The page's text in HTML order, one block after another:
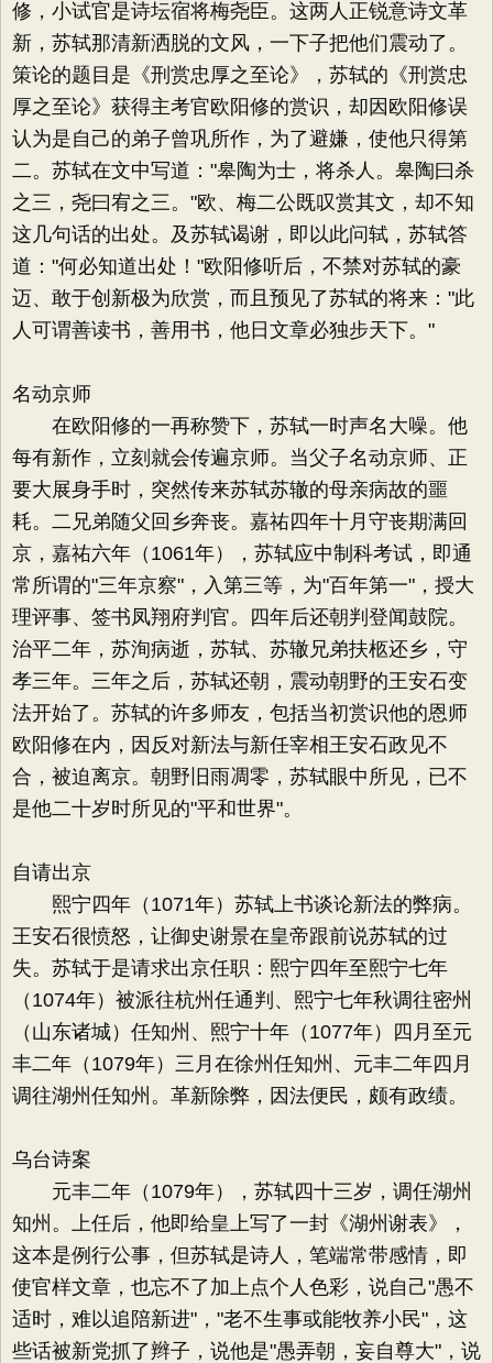
修，小试官是诗坛宿将梅尧臣。这两人正锐意诗文革
新，苏轼那清新洒脱的文风，一下子把他们震动了。
策论的题目是《刑赏忠厚之至论》，苏轼的《刑赏忠
厚之至论》获得主考官欧阳修的赏识，却因欧阳修误
认为是自己的弟子曾巩所作，为了避嫌，使他只得第
二。苏轼在文中写道："皋陶为士，将杀人。皋陶曰杀
之三，尧曰宥之三。"欧、梅二公既叹赏其文，却不知
这几句话的出处。及苏轼谒谢，即以此问轼，苏轼答
道："何必知道出处！"欧阳修听后，不禁对苏轼的豪
迈、敢于创新极为欣赏，而且预见了苏轼的将来："此
人可谓善读书，善用书，他日文章必独步天下。"
名动京师
在欧阳修的一再称赞下，苏轼一时声名大噪。他
每有新作，立刻就会传遍京师。当父子名动京师、正
要大展身手时，突然传来苏轼苏辙的母亲病故的噩
耗。二兄弟随父回乡奔丧。嘉祐四年十月守丧期满回
京，嘉祐六年（1061年），苏轼应中制科考试，即通
常所谓的"三年京察"，入第三等，为"百年第一"，授大
理评事、签书凤翔府判官。四年后还朝判登闻鼓院。
治平二年，苏洵病逝，苏轼、苏辙兄弟扶柩还乡，守
孝三年。三年之后，苏轼还朝，震动朝野的王安石变
法开始了。苏轼的许多师友，包括当初赏识他的恩师
欧阳修在内，因反对新法与新任宰相王安石政见不
合，被迫离京。朝野旧雨凋零，苏轼眼中所见，已不
是他二十岁时所见的"平和世界"。
自请出京
熙宁四年（1071年）苏轼上书谈论新法的弊病。
王安石很愤怒，让御史谢景在皇帝跟前说苏轼的过
失。苏轼于是请求出京任职：熙宁四年至熙宁七年
（1074年）被派往杭州任通判、熙宁七年秋调往密州
（山东诸城）任知州、熙宁十年（1077年）四月至元
丰二年（1079年）三月在徐州任知州、元丰二年四月
调往湖州任知州。革新除弊，因法便民，颇有政绩。
乌台诗案
元丰二年（1079年），苏轼四十三岁，调任湖州
知州。上任后，他即给皇上写了一封《湖州谢表》，
这本是例行公事，但苏轼是诗人，笔端常带感情，即
使官样文章，也忘不了加上点个人色彩，说自己"愚不
适时，难以追陪新进"，"老不生事或能牧养小民"，这
些话被新党抓了辫子，说他是"愚弄朝，妄自尊大"，说